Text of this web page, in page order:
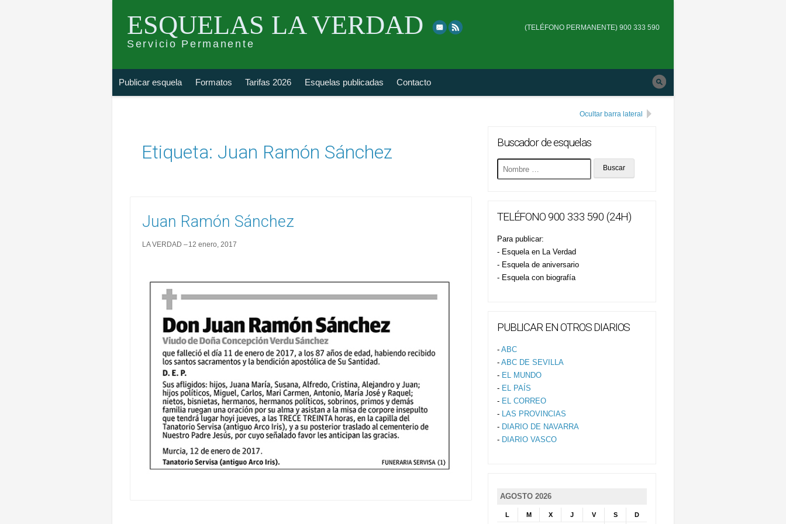
ESQUELAS LA VERDAD
Servicio Permanente
to
top
main
(TELÉFONO PERMANENTE) 900 333 590
Publicar esquela Formatos Tarifas 2026 Esquelas publicadas Contacto
esquela
Etiqueta: Juan Ramón Sánchez
Juan Ramón Sánchez
LA VERDAD 12 enero, 2017
Ocultar barra lateral
Buscador de esquelas
Buscar
esquela
TELÉFONO 900 333 590 (24H)
Para publicar:
- Esquela en La Verdad
- Esquela de aniversario
- Esquela con biografía
PUBLICAR EN OTROS DIARIOS
- ABC
- ABC DE SEVILLA
- EL MUNDO
- EL PAÍS
- EL CORREO
- LAS PROVINCIAS
- DIARIO DE NAVARRA
- DIARIO VASCO
AGOSTO 2026
L M X J V S D